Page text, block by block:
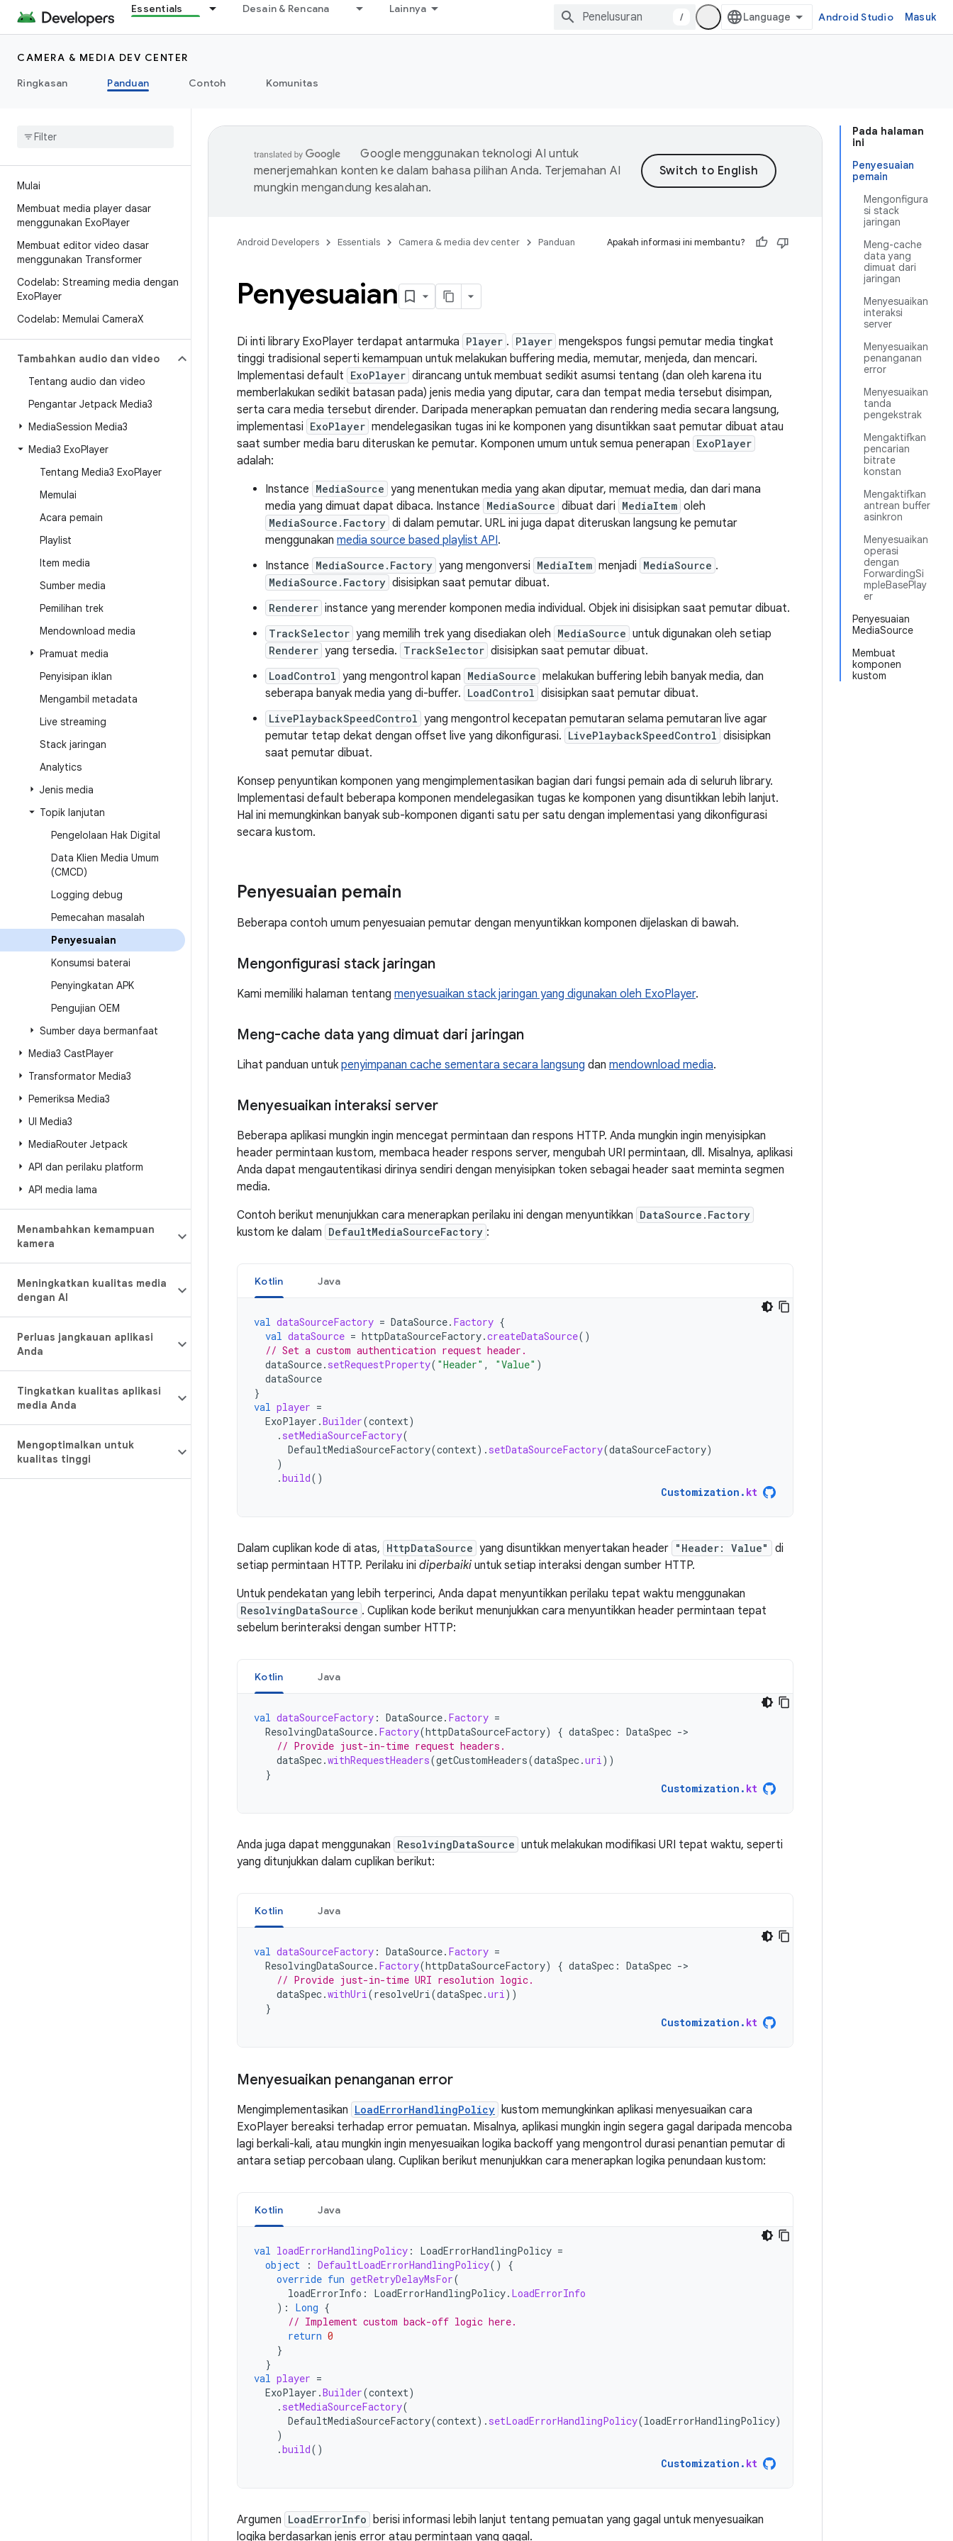
Essentials Desain & Rencana Lainnya
/ Android Studio Masuk
CAMERA & MEDIA DEV CENTER
Ringkasan
Panduan Contoh Komunitas
Mulai
Membuat media player dasar
menggunakan ExoPlayer
Membuat editor video dasar
menggunakan Transformer
Codelab: Streaming media dengan
ExoPlayer
Codelab: Memulai CameraX
Tambahkan audio dan video
Tentang audio dan video
Pengantar Jetpack Media3
MediaSession Media3
Media3 ExoPlayer
Tentang Media3 ExoPlayer
Memulai
Acara pemain
Playlist
Item media
Sumber media
Pemilihan trek
Mendownload media
Pramuat media
Penyisipan iklan
Mengambil metadata
Live streaming
Stack jaringan
Analytics
Jenis media
Topik lanjutan
Pengelolaan Hak Digital
Data Klien Media Umum
(CMCD)
Logging debug
Pemecahan masalah
Penyesuaian
Konsumsi baterai
Penyingkatan APK
Pengujian OEM
Sumber daya bermanfaat
Media3 CastPlayer
Transformator Media3
Pemeriksa Media3
UI Media3
MediaRouter Jetpack
API dan perilaku platform
API media lama
Menambahkan kemampuan
kamera
Meningkatkan kualitas media
dengan AI
Perluas jangkauan aplikasi
Anda
Tingkatkan kualitas aplikasi
media Anda
Mengoptimalkan untuk
kualitas tinggi
Pada halaman
ini
Penyesuaian
pemain
Mengonfigura
si stack
jaringan
Meng-cache
data yang
dimuat dari
jaringan
Menyesuaikan
interaksi
server
Menyesuaikan
penanganan
error
Menyesuaikan
tanda
pengekstrak
Mengaktifkan
pencarian
bitrate
konstan
Mengaktifkan
antrean buffer
asinkron
Menyesuaikan
operasi
dengan
ForwardingSi
mpleBasePlay
er
Penyesuaian
MediaSource
Membuat
komponen
kustom
Google menggunakan teknologi AI untuk
menerjemahkan konten ke dalam bahasa pilihan Anda. Terjemahan AI
mungkin mengandung kesalahan.
Android Developers Essentials Camera & media dev center Panduan Apakah informasi ini membantu?
Penyesuaian
Di inti library ExoPlayer terdapat antarmuka Player . Player mengekspos fungsi pemutar media tingkat
tinggi tradisional seperti kemampuan untuk melakukan buffering media, memutar, menjeda, dan mencari.
Implementasi default ExoPlayer dirancang untuk membuat sedikit asumsi tentang (dan oleh karena itu
memberlakukan sedikit batasan pada) jenis media yang diputar, cara dan tempat media tersebut disimpan,
serta cara media tersebut dirender. Daripada menerapkan pemuatan dan rendering media secara langsung,
implementasi ExoPlayer mendelegasikan tugas ini ke komponen yang disuntikkan saat pemutar dibuat atau
saat sumber media baru diteruskan ke pemutar. Komponen umum untuk semua penerapan ExoPlayer
adalah:
Instance MediaSource yang menentukan media yang akan diputar, memuat media, dan dari mana
media yang dimuat dapat dibaca. Instance MediaSource dibuat dari MediaItem oleh
MediaSource.Factory di dalam pemutar. URL ini juga dapat diteruskan langsung ke pemutar
menggunakan media source based playlist API.
Instance MediaSource.Factory yang mengonversi MediaItem menjadi MediaSource .
MediaSource.Factory disisipkan saat pemutar dibuat.
Renderer instance yang merender komponen media individual. Objek ini disisipkan saat pemutar dibuat.
TrackSelector yang memilih trek yang disediakan oleh MediaSource untuk digunakan oleh setiap
Renderer yang tersedia. TrackSelector disisipkan saat pemutar dibuat.
LoadControl yang mengontrol kapan MediaSource melakukan buffering lebih banyak media, dan
seberapa banyak media yang di-buffer. LoadControl disisipkan saat pemutar dibuat.
LivePlaybackSpeedControl yang mengontrol kecepatan pemutaran selama pemutaran live agar
pemutar tetap dekat dengan offset live yang dikonfigurasi. LivePlaybackSpeedControl disisipkan
saat pemutar dibuat.
Konsep penyuntikan komponen yang mengimplementasikan bagian dari fungsi pemain ada di seluruh library.
Implementasi default beberapa komponen mendelegasikan tugas ke komponen yang disuntikkan lebih lanjut.
Hal ini memungkinkan banyak sub-komponen diganti satu per satu dengan implementasi yang dikonfigurasi
secara kustom.
Penyesuaian pemain
Beberapa contoh umum penyesuaian pemutar dengan menyuntikkan komponen dijelaskan di bawah.
Mengonfigurasi stack jaringan
Kami memiliki halaman tentang menyesuaikan stack jaringan yang digunakan oleh ExoPlayer.
Meng-cache data yang dimuat dari jaringan
Lihat panduan untuk penyimpanan cache sementara secara langsung dan mendownload media.
Menyesuaikan interaksi server
Beberapa aplikasi mungkin ingin mencegat permintaan dan respons HTTP. Anda mungkin ingin menyisipkan
header permintaan kustom, membaca header respons server, mengubah URI permintaan, dll. Misalnya, aplikasi
Anda dapat mengautentikasi dirinya sendiri dengan menyisipkan token sebagai header saat meminta segmen
media.
Contoh berikut menunjukkan cara menerapkan perilaku ini dengan menyuntikkan DataSource.Factory
kustom ke dalam DefaultMediaSourceFactory :
Kotlin Java
val dataSourceFactory = DataSource. Factory {
val dataSource = httpDataSourceFactory.createDataSource()
// Set a custom authentication request header.
dataSource. setRequestProperty( "Header" , "Value" )
dataSource
}
val player =
ExoPlayer .Builder(context)
. setMediaSourceFactory(
DefaultMediaSourceFactory(context). setDataSourceFactory(dataSourceFactory)
)
.build()
Customization . kt
Dalam cuplikan kode di atas, HttpDataSource yang disuntikkan menyertakan header "Header: Value"
di
setiap permintaan HTTP. Perilaku ini diperbaiki untuk setiap interaksi dengan sumber HTTP.
Untuk pendekatan yang lebih terperinci, Anda dapat menyuntikkan perilaku tepat waktu menggunakan
ResolvingDataSource . Cuplikan kode berikut menunjukkan cara menyuntikkan header permintaan tepat
sebelum berinteraksi dengan sumber HTTP:
Kotlin Java
val dataSourceFactory : DataSource. Factory =
ResolvingDataSource. Factory(httpDataSourceFactory) { dataSpec : DataSpec -
// Provide just-in-time request headers.
dataSpec.withRequestHeaders(getCustomHeaders(dataSpec.uri))
}
Customization . kt
Anda juga dapat menggunakan ResolvingDataSource untuk melakukan modifikasi URI tepat waktu, seperti
yang ditunjukkan dalam cuplikan berikut:
Kotlin Java
val dataSourceFactory : DataSource. Factory =
ResolvingDataSource. Factory(httpDataSourceFactory) { dataSpec : DataSpec -
// Provide just-in-time URI resolution logic.
dataSpec.withUri(resolveUri(dataSpec.uri))
}
Customization . kt
Menyesuaikan penanganan error
Mengimplementasikan LoadErrorHandlingPolicy kustom memungkinkan aplikasi menyesuaikan cara
ExoPlayer bereaksi terhadap error pemuatan. Misalnya, aplikasi mungkin ingin segera gagal daripada mencoba
lagi berkali-kali, atau mungkin ingin menyesuaikan logika backoff yang mengontrol durasi penantian pemutar di
antara setiap percobaan ulang. Cuplikan berikut menunjukkan cara menerapkan logika penundaan kustom:
Kotlin Java
val loadErrorHandlingPolicy : LoadErrorHandlingPolicy =
object
: DefaultLoadErrorHandlingPolicy()
{
override fun getRetryDelayMsFor(
loadErrorInfo : LoadErrorHandlingPolicy. LoadErrorInfo
):
Long {
// Implement custom back-off logic here.
return 0
}
}
val player =
ExoPlayer .Builder(context)
. setMediaSourceFactory(
DefaultMediaSourceFactory(context). setLoadErrorHandlingPolicy(loadErrorHandlingPolicy)
)
.build()
Customization . kt
Argumen LoadErrorInfo berisi informasi lebih lanjut tentang pemuatan yang gagal untuk menyesuaikan
logika berdasarkan jenis error atau permintaan yang gagal.